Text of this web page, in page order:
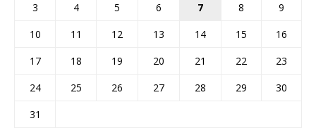
3
4 5 6 7 8
9
10
11 12 13 14 15
16
17
18 19 20 21 22
23
24
25 26 27 28 29
30
31